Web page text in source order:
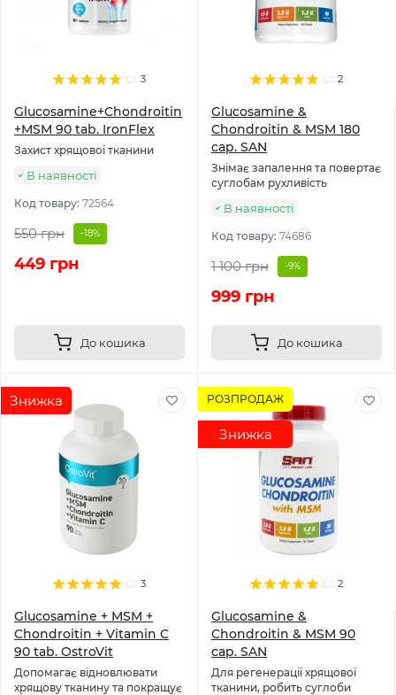
3
Glucosamine+Chondroitin
+MSM 90 tab. IronFlex
Захист хрящової тканини
В наявності
Код товару: 72564
550 грн -18%
449 грн
До кошика
2
Glucosamine &
Chondroitin & MSM 180
cap. SAN
Знімає запалення та повертає
суглобам рухливість
В наявності
Код товару: 74686
1 100 грн -9%
999 грн
До кошика
Знижка
3
Glucosamine + MSM +
Chondroitin + Vitamin C
90 tab. OstroVit
Допомагає відновлювати
хрящову тканину та покращує
РОЗПРОДАЖ
Знижка
2
Glucosamine &
Chondroitin & MSM 90
cap. SAN
Для регенерації хрящової
тканини, робить суглоби